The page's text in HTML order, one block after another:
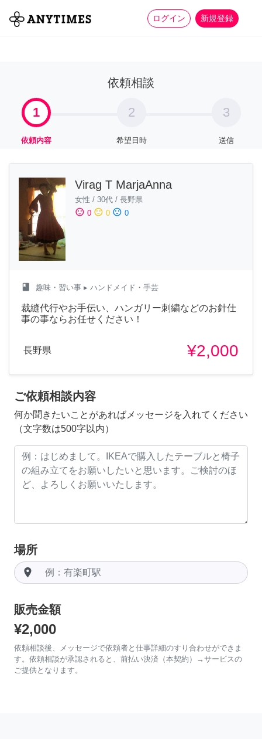
ログイン 新規登録
全て 家事 more_horiz
依頼相談
1
依頼内容
2
希望日時
3
送信
Virag T MarjaAnna
女性 / 30代 / 長野県
sentiment_satisfied 0 sentiment_neutral 0 sentiment_dissatisfied 0
class 趣味・習い事 ▸ ハンドメイド・手芸
裁縫代行やお手伝い、ハンガリー刺繍などのお針仕
事の事ならお任せください！
長野県 ¥2,000
ご依頼相談内容
何か聞きたいことがあればメッセージを入れてください
（文字数は500字以内）
場所
room
販売金額
¥2,000
依頼相談後、メッセージで依頼者と仕事詳細のすり合わせができま
す。依頼相談が承認されると、前払い決済（本契約）→サービスの
ご提供となります。